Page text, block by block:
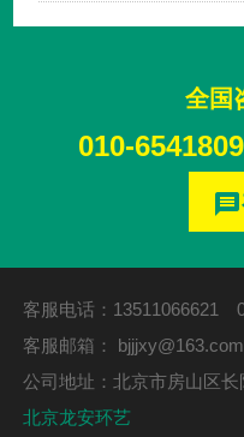
全国
010-
message
客服电话：13511066621
客服邮箱： bjjjxy@163.com
公司地址：北京市房山区
北京龙安环艺